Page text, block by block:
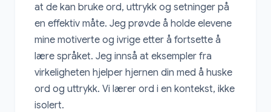
at de kan bruke ord, uttrykk og setninger på
en effektiv måte. Jeg prøvde å holde elevene
mine motiverte og ivrige etter å fortsette å
lære språket. Jeg innså at eksempler fra
virkeligheten hjelper hjernen din med å huske
ord og uttrykk. Vi lærer ord i en kontekst, ikke
isolert.